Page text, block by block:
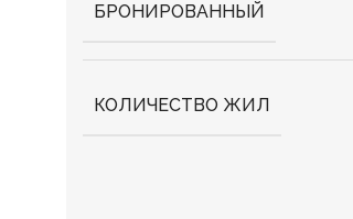
БРОНИРОВАННЫЙ
КОЛИЧЕСТВО ЖИЛ